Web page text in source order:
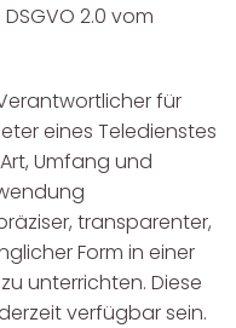
2.0 vom
Verantwortlicher für
eines Teledienstes
Umfang und
transparenter,
Form in einer
unterrichten. Diese
verfügbar sein.